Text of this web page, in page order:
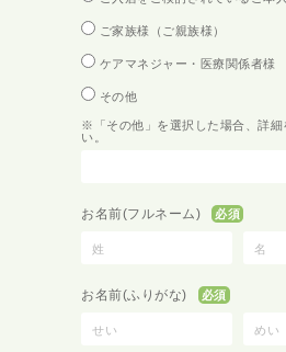
ご家族様（ご親族様）
ケアマネジャー・医療関係者様
その他
※「その他」を選択した場合、詳細
い。
お名前(フルネーム) 必須
お名前(ふりがな) 必須